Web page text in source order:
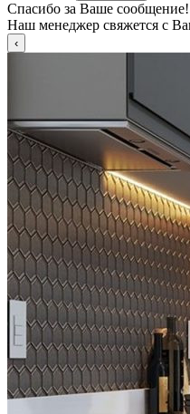
Спасибо за Ваше сообщение!
Наш менеджер свяжется с